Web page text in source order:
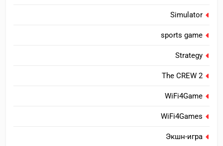
Simulator
sports game
Strategy
The CREW 2
WiFi4Game
WiFi4Games
Экшн-игра